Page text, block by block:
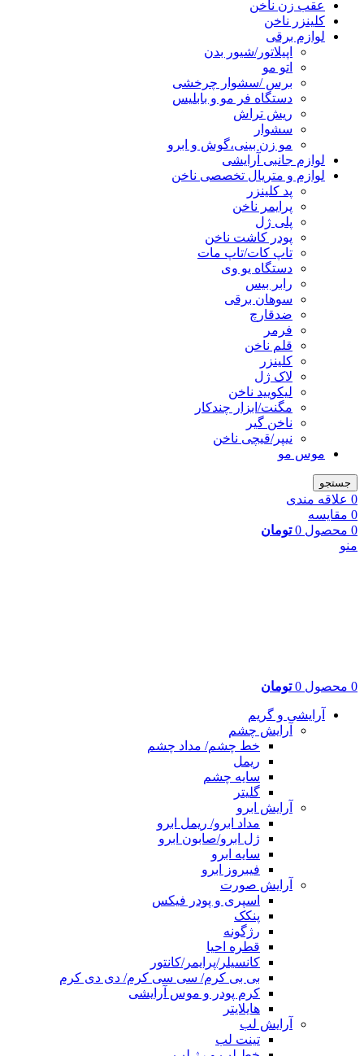
عقب زن ناخن
کلینزر ناخن
لوازم برقی
اپیلاتور/شیور بدن
اتو مو
برس /سشوار چرخشی
دستگاه فر مو و بابلیس
ریش تراش
سشوار
مو زن بینی،گوش و ابرو
لوازم جانبی آرایشی
لوازم و متریال تخصصی ناخن
پد کلینزر
پرایمر ناخن
پلی ژل
پودر کاشت ناخن
تاپ کات/تاپ مات
دستگاه یو وی
رابر بیس
سوهان برقی
ضدقارچ
فرمر
قلم ناخن
کلینزر
لاک ژل
لیکوييد ناخن
مگنت/ابزار چندکار
ناخن گیر
نیپر/قیچی ناخن
موس مو
جستجو
0 علاقه مندی
0 مقایسه
0 محصول 0 تومان
منو
0 محصول 0 تومان
آرایشی و گریم
آرایش چشم
خط چشم/ مداد چشم
ریمل
سایه چشم
گلیتر
آرایش ابرو
مداد ابرو/ ریمل ابرو
ژل ابرو/صابون ابرو
سایه ابرو
فیبروز ابرو
آرایش صورت
اسپری و پودر فیکس
پنکک
رژگونه
قطره احیا
کانسیلر/پرایمر/کانتور
بی بی کرم/ سی سی کرم/ دی دی کرم
کرم پودر و موس آرایشی
هایلایتر
آرایش لب
تینت لب